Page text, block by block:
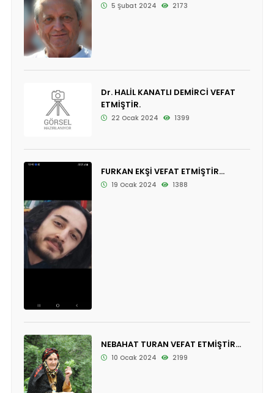
5 Şubat 2024 2173
Dr. HALİL KANATLI DEMİRCİ VEFAT
ETMİŞTİR.
22 Ocak 2024 1399
FURKAN EKŞİ VEFAT ETMİŞTİR...
19 Ocak 2024 1388
NEBAHAT TURAN VEFAT ETMİŞTİR...
10 Ocak 2024 2199